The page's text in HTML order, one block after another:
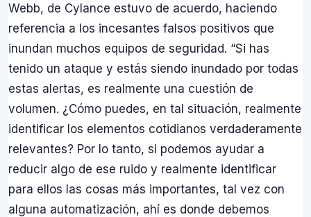
Webb, de Cylance estuvo de acuerdo, haciendo
referencia a los incesantes falsos positivos que
inundan muchos equipos de seguridad. “Si has
tenido un ataque y estás siendo inundado por todas
estas alertas, es realmente una cuestión de
volumen. ¿Cómo puedes, en tal situación, realmente
identificar los elementos cotidianos verdaderamente
relevantes? Por lo tanto, si podemos ayudar a
reducir algo de ese ruido y realmente identificar
para ellos las cosas más importantes, tal vez con
alguna automatización, ahí es donde debemos